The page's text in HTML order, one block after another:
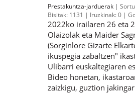
Prestakuntza-jarduerak
Bisitak: 1131 Iruzkinak:0
2022ko irailaren 26 eta
Olaizolak eta Maider
(Sorginlore Gizarte
ikuspegia zabaltzen"
Ulibarri euskaltegiaren
Bideo honetan,
zaizkigu, guztion